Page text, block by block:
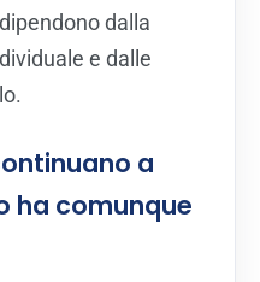
dalla
e dalle
a
ha comunque